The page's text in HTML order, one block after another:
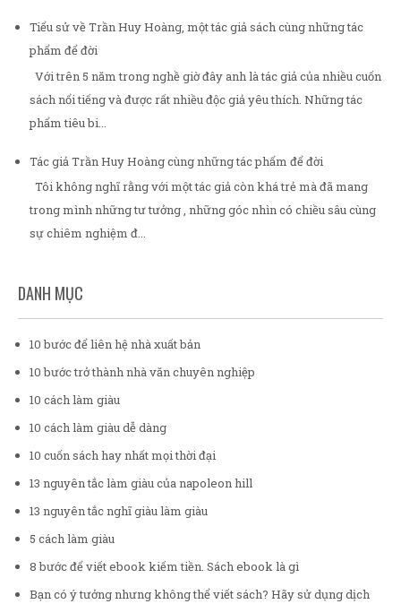
Tiểu sử về Trần Huy Hoàng, một tác giả sách cùng những tác
phẩm để đời
Với trên 5 năm trong nghề giờ đây anh là tác giả của nhiều cuốn
sách nổi tiếng và được rất nhiều độc giả yêu thích. Những tác
phẩm tiêu bi...
Tác giả Trần Huy Hoàng cùng những tác phẩm để đời
Tôi không nghĩ rằng với một tác giả còn khá trẻ mà đã mang
trong mình những tư tưởng , những góc nhìn có chiều sâu cùng
sự chiêm nghiệm đ...
DANH MỤC
10 bước để liên hệ nhà xuất bản
10 bước trở thành nhà văn chuyên nghiệp
10 cách làm giàu
10 cách làm giàu dễ dàng
10 cuốn sách hay nhất mọi thời đại
13 nguyên tắc làm giàu của napoleon hill
13 nguyên tắc nghĩ giàu làm giàu
5 cách làm giàu
8 bước để viết ebook kiếm tiền. Sách ebook là gì
Bạn có ý tưởng nhưng không thể viết sách? Hãy sử dụng dịch